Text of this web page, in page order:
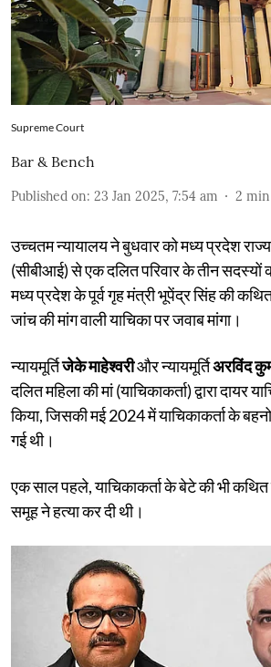
Supreme Court
Bar & Bench
Published on: 23 Jan 2025, 7:54 am 2
उच्चतम न्यायालय ने बुधवार को मध्य प्रदेश
(सीबीआई) से एक दलित परिवार के तीन सदस्यों
मध्य प्रदेश के पूर्व गृह मंत्री भूपेंद्र सिंह की
जांच की मांग वाली याचिका पर जवाब मांगा।
न्यायमूर्तिजेके माहेश्वरीऔर न्यायमूर्तिअरविंद
दलित महिला की मां (याचिकाकर्ता) द्वारा दायर
किया, जिसकी मई 2024 में याचिकाकर्ता के
गई थी।
एक साल पहले, याचिकाकर्ता के बेटे की भी कथित
समूह ने हत्या कर दी थी।